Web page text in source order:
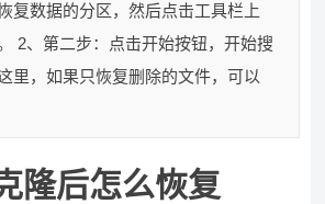
复数据的分区，然后点击工具栏上
2、第二步：点击开始按钮，开始搜
里，如果只恢复删除的文件，可以
隆后怎么恢复